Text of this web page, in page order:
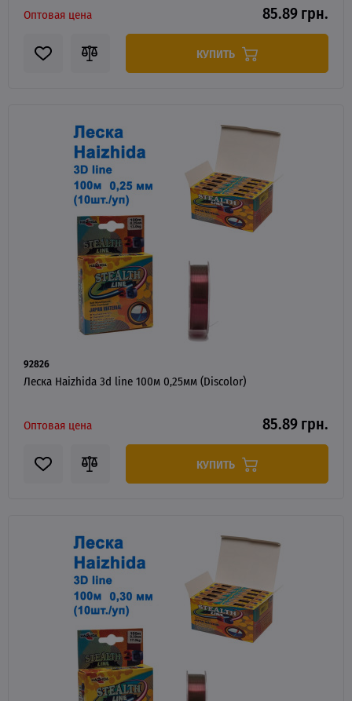
Оптовая цена 85.89 грн.
КУПИТЬ
92826
Леска Haizhida 3d line 100м 0,25мм (Discolor)
Оптовая цена 85.89 грн.
КУПИТЬ